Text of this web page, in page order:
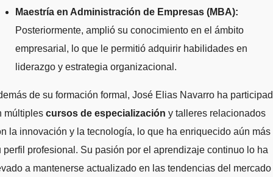
Maestría en Administración de Empresas (MBA):
Posteriormente, amplió su conocimiento en el ámbito
empresarial, lo que le permitió adquirir habilidades en
liderazgo y estrategia organizacional.
de su formación formal, José Elias Navarro ha
múltiples cursos de especialización y talleres relacionados
la innovación y la tecnología, lo que ha enriquecido aún más
perfil profesional. Su pasión por el aprendizaje continuo lo ha
a mantenerse actualizado en las tendencias del mercado